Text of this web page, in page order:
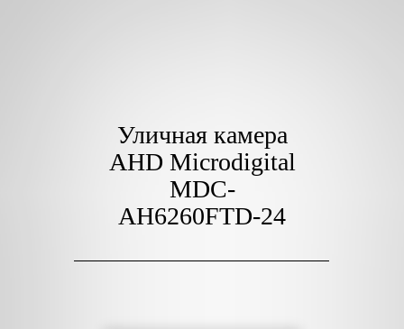
Уличная камера
AHD Microdigital
MDC-
AH6260FTD-24